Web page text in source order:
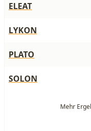
ELEAT
LYKON
PLATO
SOLON